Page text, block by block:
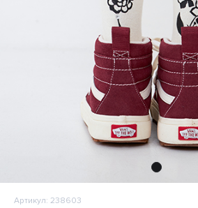
Артикул: 238603